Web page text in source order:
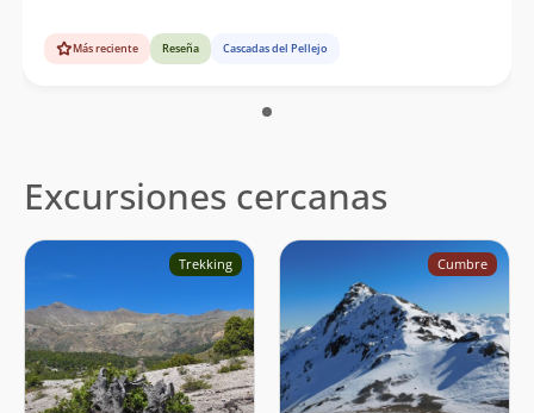
Más reciente Reseña Cascadas del Pellejo
Excursiones cercanas
Trekking Cumbre